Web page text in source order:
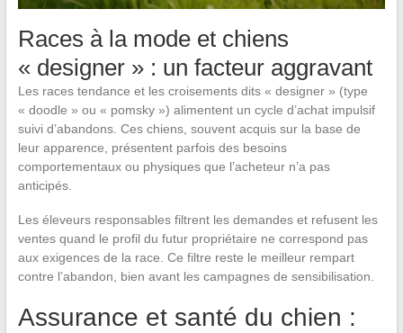
Races à la mode et chiens
« designer » : un facteur aggravant
Les races tendance et les croisements dits « designer » (type
« doodle » ou « pomsky ») alimentent un cycle d’achat impulsif
suivi d’abandons. Ces chiens, souvent acquis sur la base de
leur apparence, présentent parfois des besoins
comportementaux ou physiques que l’acheteur n’a pas
anticipés.
Les éleveurs responsables filtrent les demandes et refusent les
ventes quand le profil du futur propriétaire ne correspond pas
aux exigences de la race. Ce filtre reste le meilleur rempart
contre l’abandon, bien avant les campagnes de sensibilisation.
Assurance et santé du chien :